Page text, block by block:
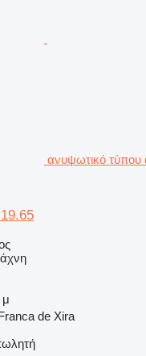
ανυψωτικό
μ
de Xira